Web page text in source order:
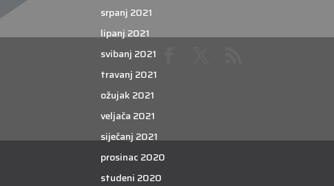
srpanj 2021
lipanj 2021
svibanj 2021
travanj 2021
ožujak 2021
veljača 2021
siječanj 2021
prosinac 2020
studeni 2020